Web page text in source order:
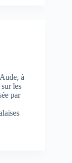
à
les
par